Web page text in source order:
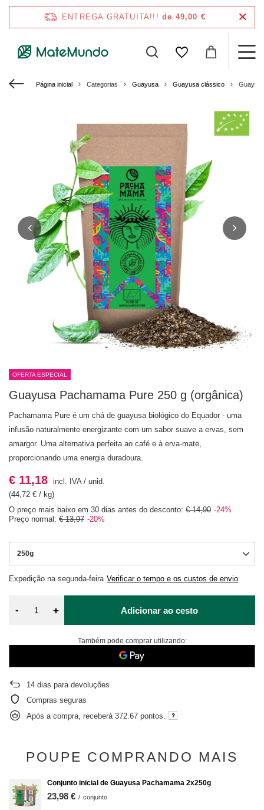
ENTREGA GRATUITA!!! de 49,00 €
Página inicial Categorias Guayusa Guayusa clássico
OFERTA ESPECIAL
Guayusa Pachamama Pure 250 g (orgânica)
Pachamama Pure é um chá de guayusa biológico do Equador - uma
infusão naturalmente energizante com um sabor suave a ervas, sem
amargor. Uma alternativa perfeita ao café e à erva-mate,
proporcionando uma energia duradoura.
250g
Expedição na segunda-feira Verificar o tempo e os custos de envio
€ 11,18 incl. IVA/ unid.
(44,72 € / kg)
O preço mais baixo em 30 dias antes do desconto: € 14,90 -24%
Preço normal: € 13,97 -20%
- + Adicionar ao cesto
Também pode comprar utilizando:
14 dias para devoluções
Compras seguras
Após a compra, receberá 372.67 pontos.
POUPE COMPRANDO MAIS
Conjunto inicial de Guayusa Pachamama 2x250g
23,98 € / conjunto